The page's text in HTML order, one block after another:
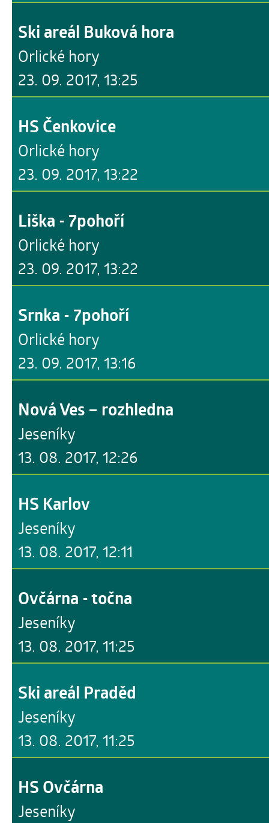
23. 09. 2017, 13:25
Ski areál Buková hora
Orlické hory
23. 09. 2017, 13:22
HS Čenkovice
Orlické hory
23. 09. 2017, 13:22
Liška - 7pohoří
Orlické hory
23. 09. 2017, 13:16
Srnka - 7pohoří
Orlické hory
13. 08. 2017, 12:26
Nová Ves – rozhledna
Jeseníky
13. 08. 2017, 12:11
HS Karlov
Jeseníky
13. 08. 2017, 11:25
Ovčárna - točna
Jeseníky
13. 08. 2017, 11:25
Ski areál Praděd
Jeseníky
HS Ovčárna
Jeseníky